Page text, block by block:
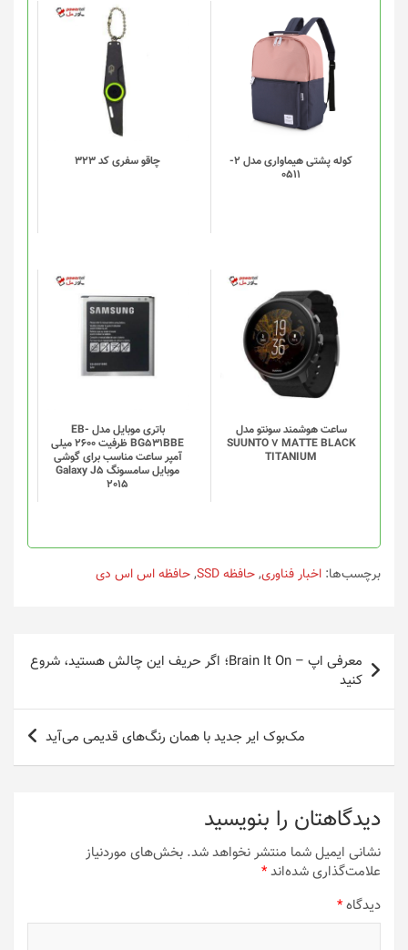
کوله پشتی هیماواری مدل 2-
0511
این
محصول
انواع
مختلفی
می
گزینه
ها
محصول
انتخاب
شوند
چاقو سفری کد 323
ساعت هوشمند سونتو مدل
SUUNTO 7 MATTE BLACK
TITANIUM
باتری موبایل مدل EB-
BG531BBE ظرفیت 2600 میلی
آمپر ساعت مناسب برای گوشی
موبایل سامسونگ Galaxy J5
2015
برچسب‌ها: اخبار فناوری,حافظه SSD ,حافظه اس اس دی
راهبری
نوشته
معرفی اپ – Brain It On؛ اگر حریف این چالش هستید، شروع
کنید
مک‌بوک ایر جدید با همان رنگ‌های قدیمی می‌آید
دیدگاهتان را بنویسید
نشانی ایمیل شما منتشر نخواهد شد. بخش‌های موردنیاز
علامت‌گذاری شده‌اند*
دیدگاه*